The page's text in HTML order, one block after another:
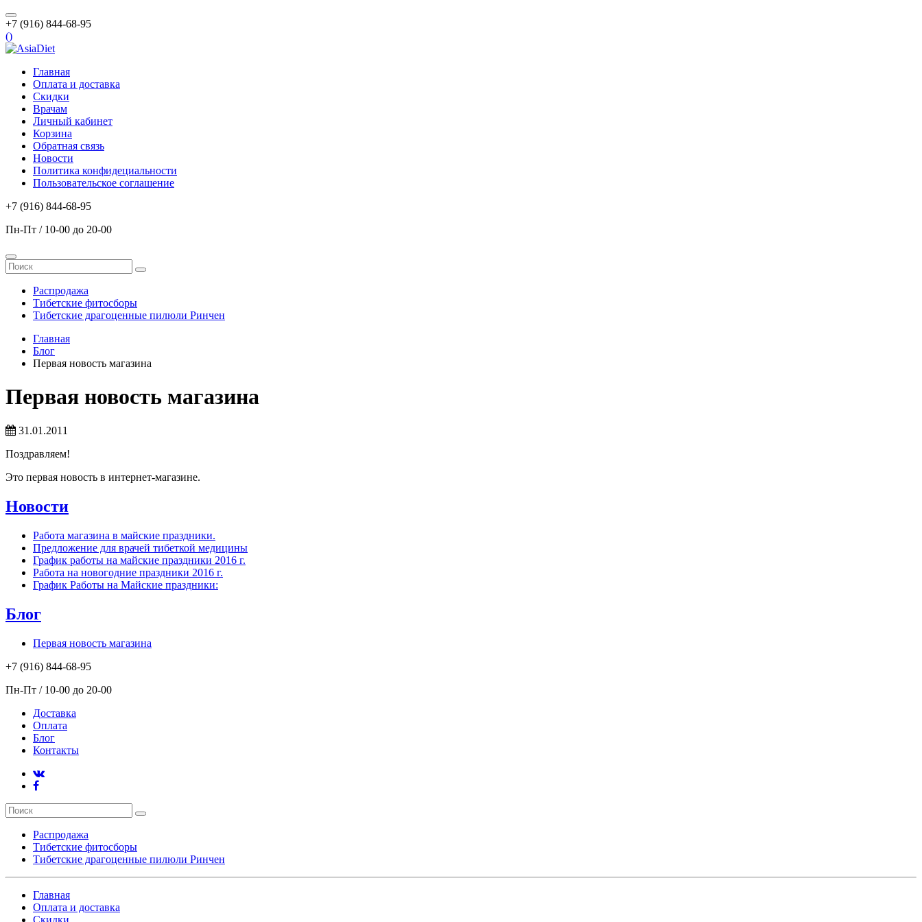
+7 (916) 844-68-95
()
Главная
Оплата и доставка
Скидки
Врачам
Личный кабинет
Корзина
Обратная связь
Новости
Политика конфидециальности
Пользовательское соглашение
+7 (916) 844-68-95
Пн-Пт / 10-00 до 20-00
Распродажа
Тибетские фитосборы
Тибетские драгоценные пилюли Ринчен
Главная
Блог
Первая новость магазина
Первая новость магазина
31.01.2011
Поздравляем!
Это первая новость в интернет-магазине.
Новости
Работа магазина в майские праздники.
Предложение для врачей тибеткой медицины
График работы на майские праздники 2016 г.
Работа на новогодние праздники 2016 г.
График Работы на Майские праздники:
Блог
Первая новость магазина
+7 (916) 844-68-95
Пн-Пт / 10-00 до 20-00
Доставка
Оплата
Блог
Контакты
Распродажа
Тибетские фитосборы
Тибетские драгоценные пилюли Ринчен
Главная
Оплата и доставка
Скидки